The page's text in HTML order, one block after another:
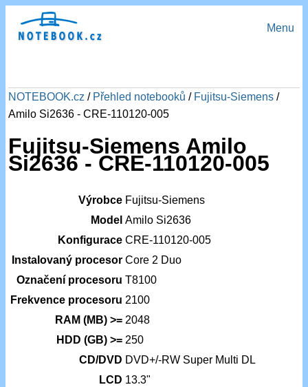
Menu
NOTEBOOK.cz / Přehled notebooků / Fujitsu-Siemens /
Amilo Si2636 - CRE-110120-005
Fujitsu-Siemens Amilo
Si2636 - CRE-110120-005
Výrobce Fujitsu-Siemens
Model Amilo Si2636
Konfigurace CRE-110120-005
Instalovaný procesor Core 2 Duo
Označení procesoru T8100
Frekvence procesoru 2100
RAM (MB) >= 2048
HDD (GB) >= 250
CD/DVD DVD+/-RW Super Multi DL
LCD 13.3"